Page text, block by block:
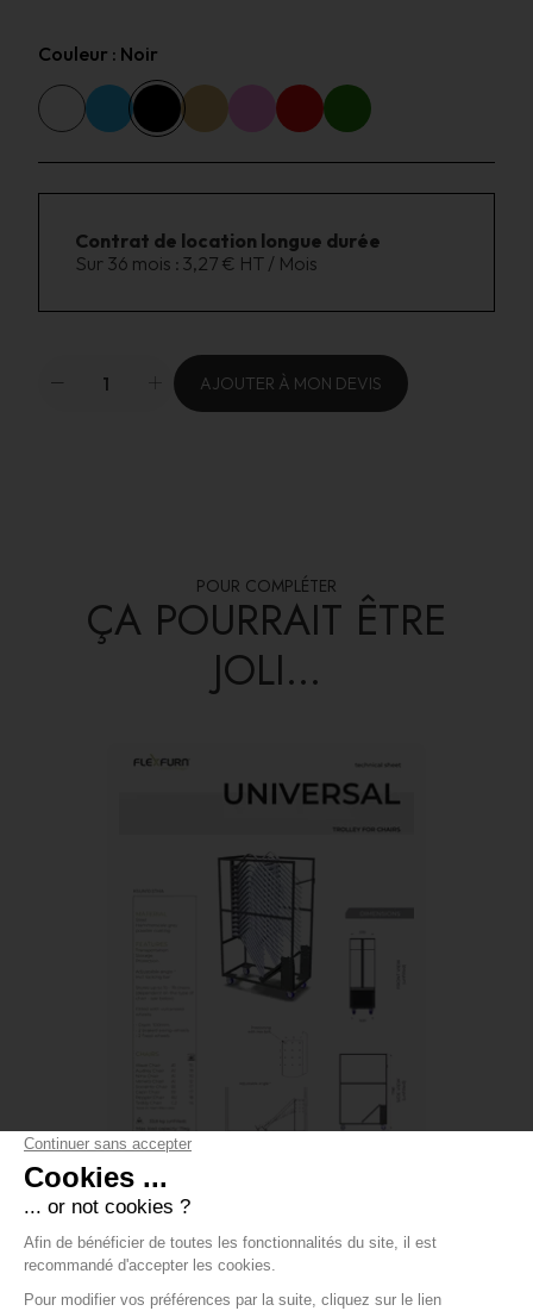
Couleur : Noir
Contrat de location longue durée
Sur 36 mois : 3,27 € HT / Mois
AJOUTER À MON DEVIS
POUR COMPLÉTER
ÇA POURRAIT ÊTRE
JOLI...
CHARIOT UNIVERSEL FLEXFURN